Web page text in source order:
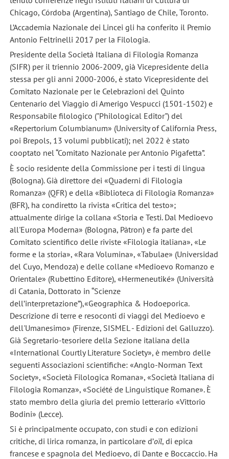
Chicago, Córdoba (Argentina), Santiago de Chile, Toronto.
L’Accademia Nazionale dei Lincei gli ha conferito il Premio
Antonio Feltrinelli 2017 per la Filologia.
Presidente della Società Italiana di Filologia Romanza
(SIFR) per il triennio 2006-2009, già Vicepresidente della
stessa per gli anni 2000-2006, è stato Vicepresidente del
Comitato Nazionale per le Celebrazioni del Quinto
Centenario del Viaggio di Amerigo Vespucci (1501-1502) e
Responsabile filologico ("Philological Editor") del
«Repertorium Columbianum» (University of California Press,
poi Brepols, 13 volumi pubblicati); nel 2022 è stato
cooptato nel “Comitato Nazionale per Antonio Pigafetta”.
È socio residente della Commissione per i testi di lingua
(Bologna). Già direttore dei «Quaderni di Filologia
Romanza» (QFR) e della «Biblioteca di Filologia Romanza»
(BFR), ha condiretto la rivista «Critica del testo»;
attualmente dirige la collana «Storia e Testi. Dal Medioevo
all'Europa Moderna» (Bologna, Pàtron) e fa parte del
Comitato scientifico delle riviste «Filologia italiana», «Le
forme e la storia», «Rara Volumina», «Tabulae» (Universidad
del Cuyo, Mendoza) e delle collane «Medioevo Romanzo e
Orientale» (Rubettino Editore), «Hermeneutiké» (Università
di Catania, Dottorato in “Scienze
dell’interpretazione”),«Geographica & Hodoeporica.
Descrizione di terre e resoconti di viaggi del Medioevo e
dell'Umanesimo» (Firenze, SISMEL - Edizioni del Galluzzo).
Già Segretario-tesoriere della Sezione italiana della
«International Courtly Literature Society», è membro delle
seguenti Associazioni scientifiche: «Anglo-Norman Text
Society», «Società Filologica Romana», «Società Italiana di
Filologia Romanza», «Société de Linguistique Romane». È
stato membro della giuria del premio letterario «Vittorio
Bodini» (Lecce).
Si è principalmente occupato, con studi e con edizioni
critiche, di lirica romanza, in particolare d’oïl, di epica
francese e spagnola del Medioevo, di Dante e Boccaccio. Ha